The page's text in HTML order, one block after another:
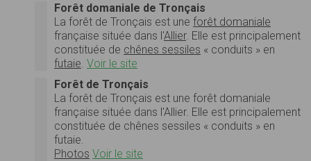
Forêt domaniale de Tronçais
La forêt de Tronçais est une forêt domaniale
française située dans l'Allier. Elle est principalement
constituée de chênes sessiles « conduits » en
futaie Voir le site
Forêt de Tronçais
La forêt de Tronçais est une forêt domaniale
française située dans l'Allier. Elle est principalement
constituée de chênes sessiles « conduits » en
futaie.
Photos Voir le site